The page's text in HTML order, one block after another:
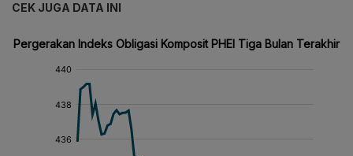
CEK JUGA DATA INI